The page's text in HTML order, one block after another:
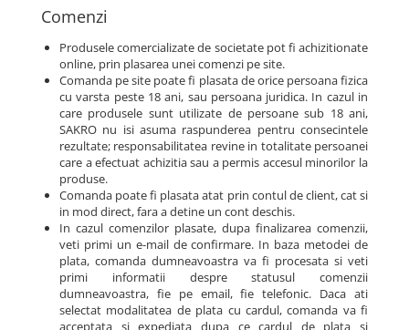
Comenzi
Produsele comercializate de societate pot fi achizitionate
online, prin plasarea unei comenzi pe site.
Comanda pe site poate fi plasata de orice persoana fizica
cu varsta peste 18 ani, sau persoana juridica. In cazul in
care produsele sunt utilizate de persoane sub 18 ani,
SAKRO nu isi asuma raspunderea pentru consecintele
rezultate; responsabilitatea revine in totalitate persoanei
care a efectuat achizitia sau a permis accesul minorilor la
produse.
Comanda poate fi plasata atat prin contul de client, cat si
in mod direct, fara a detine un cont deschis.
In cazul comenzilor plasate, dupa finalizarea comenzii,
veti primi un e-mail de confirmare. In baza metodei de
plata, comanda dumneavoastra va fi procesata si veti
primi informatii despre statusul comenzii
dumneavoastra, fie pe email, fie telefonic. Daca ati
selectat modalitatea de plata cu cardul, comanda va fi
acceptata si expediata dupa ce cardul de plata si